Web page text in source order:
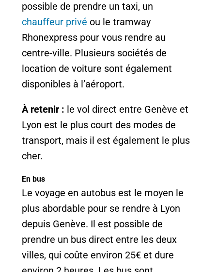
possible de prendre un taxi, un
chauffeur privé ou le tramway
Rhonexpress pour vous rendre au
centre-ville. Plusieurs sociétés de
location de voiture sont également
disponibles à l’aéroport.
À retenir : le vol direct entre Genève et
Lyon est le plus court des modes de
transport, mais il est également le plus
cher.
En bus
Le voyage en autobus est le moyen le
plus abordable pour se rendre à Lyon
depuis Genève. Il est possible de
prendre un bus direct entre les deux
villes, qui coûte environ 25€ et dure